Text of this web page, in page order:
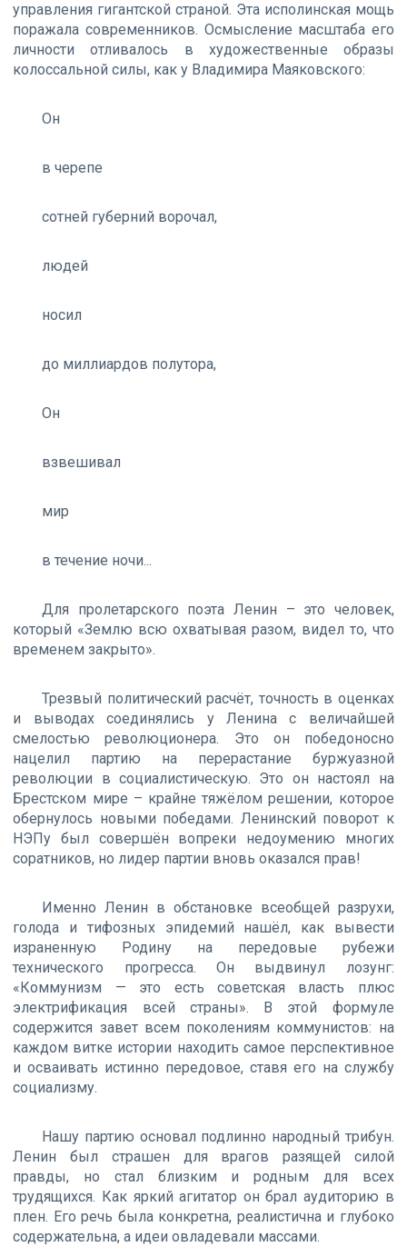
управления гигантской страной. Эта исполинская мощь
поражала современников. Осмысление масштаба его
личности отливалось в художественные образы
колоссальной силы, как у Владимира Маяковского:
Он
в черепе
сотней губерний ворочал,
людей
носил
до миллиардов полутора,
Он
взвешивал
мир
в течение ночи...
Для пролетарского поэта Ленин – это человек,
который «Землю всю охватывая разом, видел то, что
временем закрыто».
Трезвый политический расчёт, точность в оценках
и выводах соединялись у Ленина с величайшей
смелостью революционера. Это он победоносно
нацелил партию на перерастание буржуазной
революции в социалистическую. Это он настоял на
Брестском мире – крайне тяжёлом решении, которое
обернулось новыми победами. Ленинский поворот к
НЭПу был совершён вопреки недоумению многих
соратников, но лидер партии вновь оказался прав!
Именно Ленин в обстановке всеобщей разрухи,
голода и тифозных эпидемий нашёл, как вывести
израненную Родину на передовые рубежи
технического прогресса. Он выдвинул лозунг:
«Коммунизм — это есть советская власть плюс
электрификация всей страны». В этой формуле
содержится завет всем поколениям коммунистов: на
каждом витке истории находить самое перспективное
и осваивать истинно передовое, ставя его на службу
социализму.
Нашу партию основал подлинно народный трибун.
Ленин был страшен для врагов разящей силой
правды, но стал близким и родным для всех
трудящихся. Как яркий агитатор он брал аудиторию в
плен. Его речь была конкретна, реалистична и глубоко
содержательна, а идеи овладевали массами.